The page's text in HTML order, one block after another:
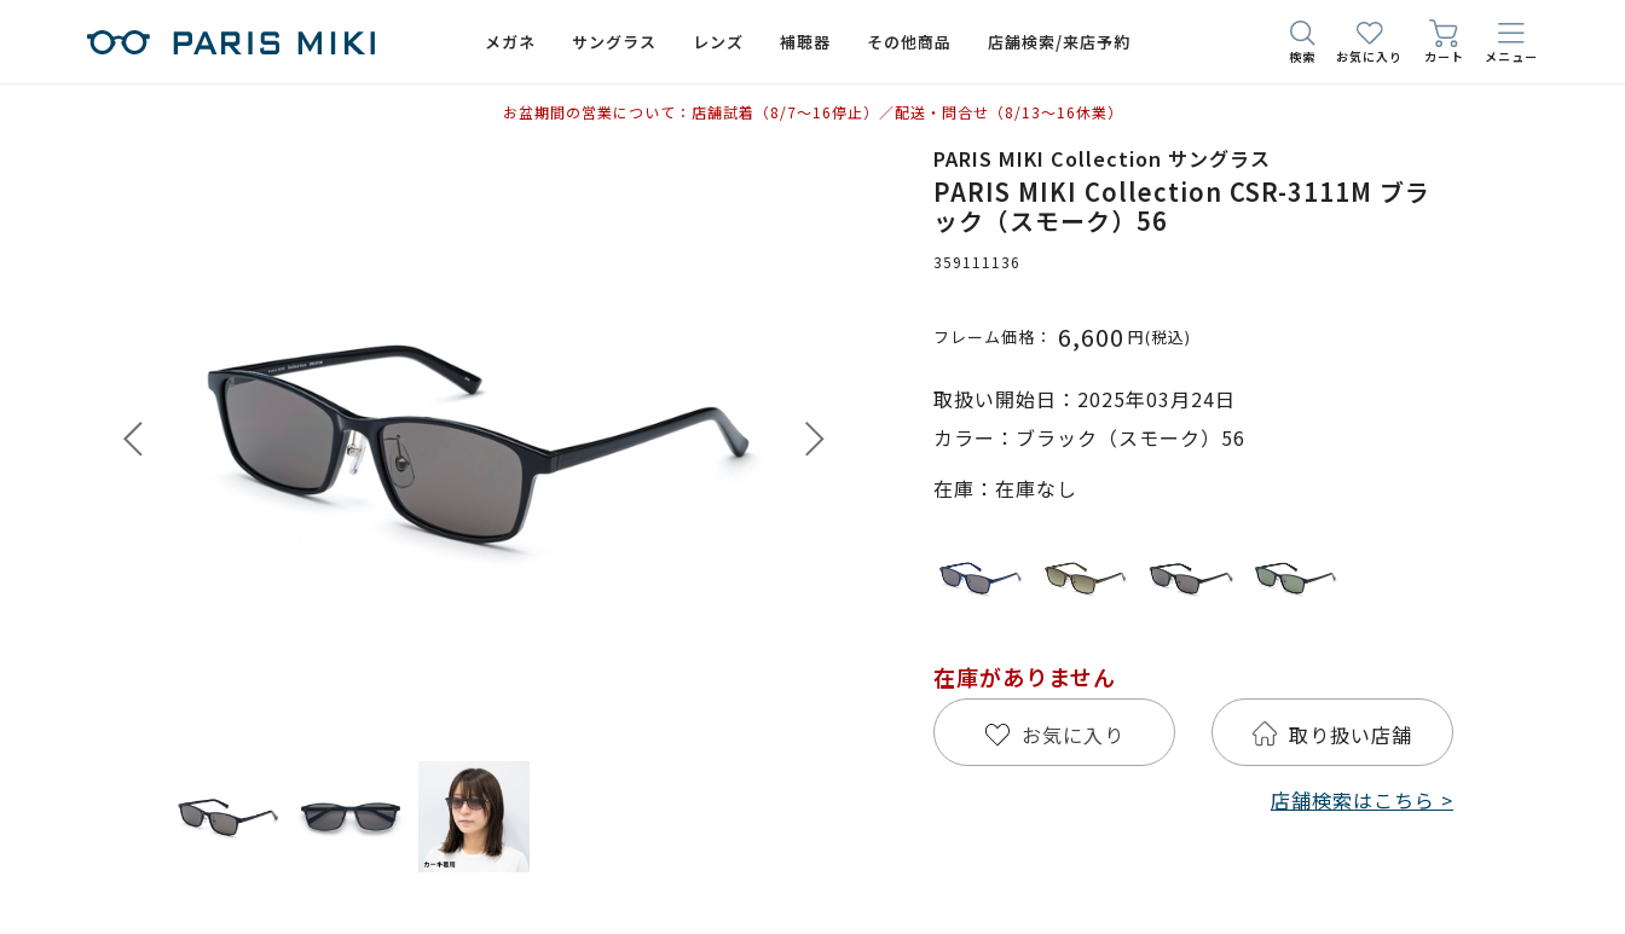
メガネ サングラス レンズ 補聴器 その他商品 店舗検索/来店予約
検索 お気に入り カート メニュー
お盆期間の営業について：店舗試着（8/7〜16停止）／配送・問合せ（8/13〜16休業）
PARIS MIKI Collection サングラス
PARIS MIKI Collection CSR-3111M ブラ
ック（スモーク）56
359111136
フレーム価格： 6,600 円(税込)
取扱い開始日：2025年03月24日
カラー：ブラック（スモーク）56
在庫：在庫なし
在庫がありません
お気に入り 取り扱い店舗
店舗検索はこちら >